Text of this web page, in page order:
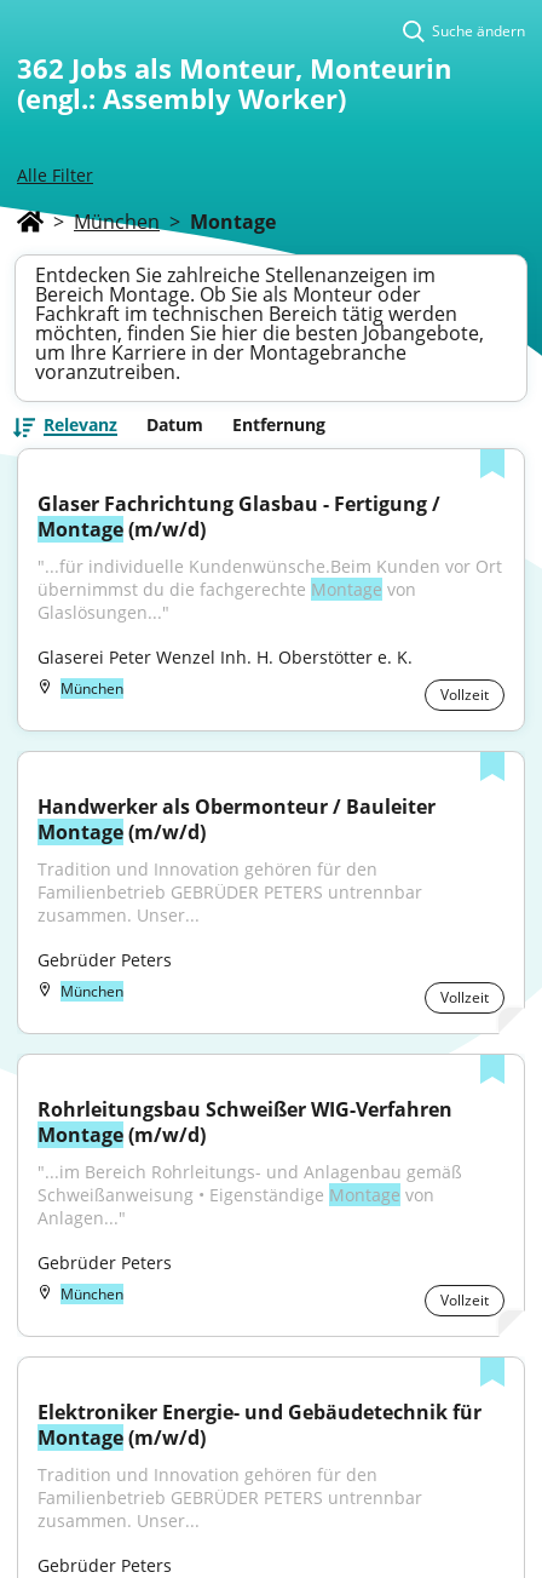
Alle Filter
Suche ändern
362 Jobs als Monteur, Monteurin
(engl.: Assembly Worker)
> München > Montage
Entdecken Sie zahlreiche Stellenanzeigen im
Bereich Montage. Ob Sie als Monteur oder
Fachkraft im technischen Bereich tätig werden
möchten, finden Sie hier die besten Jobangebote,
um Ihre Karriere in der Montagebranche
voranzutreiben.
Relevanz Datum Entfernung
Montage (m/w/d)
"...für individuelle Kundenwünsche.Beim Kunden vor Ort
übernimmst du die fachgerechte Montage von
Glaslösungen..."
Glaserei Peter Wenzel Inh. H. Oberstötter e. K.
München Vollzeit
Montage (m/w/d)
Tradition und Innovation gehören für den
Familienbetrieb GEBRÜDER PETERS untrennbar
zusammen. Unser...
Gebrüder Peters
München Vollzeit
Montage (m/w/d)
"...im Bereich Rohrleitungs- und Anlagenbau gemäß
Schweißanweisung • Eigenständige Montage von
Anlagen..."
Gebrüder Peters
München Vollzeit
Montage (m/w/d)
Tradition und Innovation gehören für den
Familienbetrieb GEBRÜDER PETERS untrennbar
zusammen. Unser...
Gebrüder Peters